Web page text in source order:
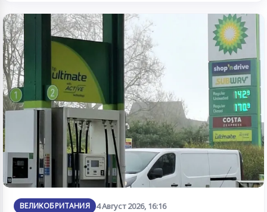
ВЕЛИКОБРИТАНИЯ 4 Август 2026, 16:16